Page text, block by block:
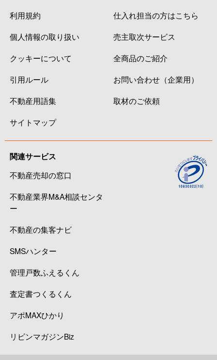
利用規約
個人情報の取り扱い
クッキーについて
引用ルール
不動産用語集
サイトマップ
仕入れ担当の方はこちら
売主取次サービス
全商品のご紹介
お問い合わせ（企業用）
取材のご依頼
関連サービス
不動産売却の窓口
不動産業界M&A相談センタ
ー
不動産の集客ナビ
SMSハンター
管理戸数ふえるくん
査定書つくるくん
アポMAXひかり
リビンマガジンBiz